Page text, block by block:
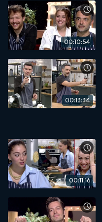
00:10:54
00:13:34
00:11:16